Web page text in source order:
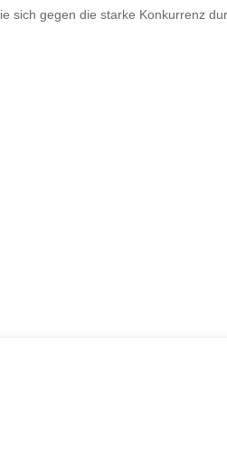
sich gegen die starke Konkurrenz